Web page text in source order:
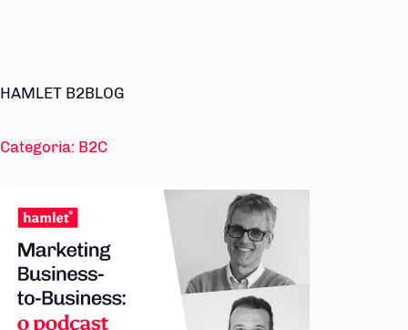
HAMLET B2BLOG
Categoria: B2C